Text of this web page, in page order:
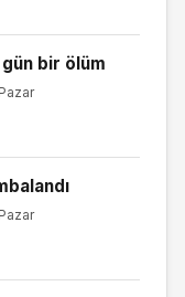
bir ölüm